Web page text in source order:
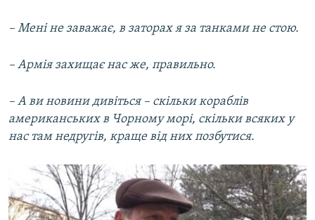
– Мені не заважає, в заторах я за танками не стою.
– Армія захищає нас же, правильно.
– А ви новини дивіться – скільки кораблів
американських в Чорному морі, скільки всяких у
нас там недругів, краще від них позбутися.